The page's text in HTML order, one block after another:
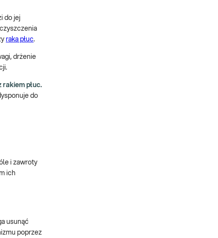
do jej
raka płuc.
drżenie
płuc.
do
i zawroty
ich
usunąć
poprzez